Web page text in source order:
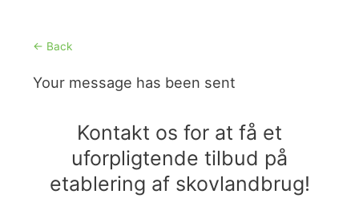
← Back
Your message has been sent
Kontakt os for at få et
uforpligtende tilbud på
etablering af skovlandbrug!